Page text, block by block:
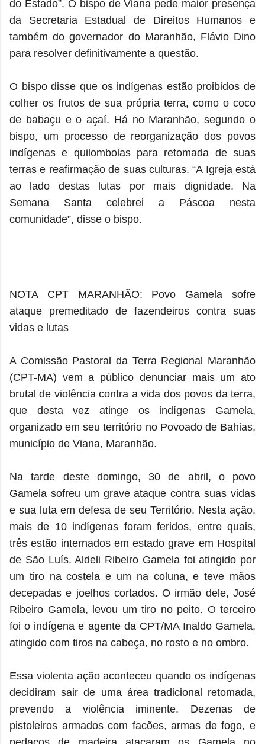
do Estado”. O bispo de Viana pede maior presença
da Secretaria Estadual de Direitos Humanos e
também do governador do Maranhão, Flávio Dino
para resolver definitivamente a questão.
O bispo disse que os indígenas estão proibidos de
colher os frutos de sua própria terra, como o coco
de babaçu e o açaí. Há no Maranhão, segundo o
bispo, um processo de reorganização dos povos
indígenas e quilombolas para retomada de suas
terras e reafirmação de suas culturas. “A Igreja está
ao lado destas lutas por mais dignidade. Na
Semana Santa celebrei a Páscoa nesta
comunidade”, disse o bispo.
NOTA CPT MARANHÃO: Povo Gamela sofre
ataque premeditado de fazendeiros contra suas
vidas e lutas
A Comissão Pastoral da Terra Regional Maranhão
(CPT-MA) vem a público denunciar mais um ato
brutal de violência contra a vida dos povos da terra,
que desta vez atinge os indígenas Gamela,
organizado em seu território no Povoado de Bahias,
município de Viana, Maranhão.
Na tarde deste domingo, 30 de abril, o povo
Gamela sofreu um grave ataque contra suas vidas
e sua luta em defesa de seu Território. Nesta ação,
mais de 10 indígenas foram feridos, entre quais,
três estão internados em estado grave em Hospital
de São Luís. Aldeli Ribeiro Gamela foi atingido por
um tiro na costela e um na coluna, e teve mãos
decepadas e joelhos cortados. O irmão dele, José
Ribeiro Gamela, levou um tiro no peito. O terceiro
foi o indígena e agente da CPT/MA Inaldo Gamela,
atingido com tiros na cabeça, no rosto e no ombro.
Essa violenta ação aconteceu quando os indígenas
decidiram sair de uma área tradicional retomada,
prevendo a violência iminente. Dezenas de
pistoleiros armados com facões, armas de fogo, e